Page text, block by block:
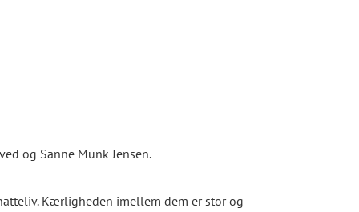
og Sanne Munk Jensen.
Kærligheden imellem dem er stor og